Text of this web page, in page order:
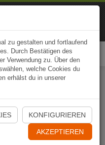
jetzt öffnen
zu gestalten und fortlaufend
Durch Bestätigen des
Verwendung zu. Über den
welche Cookies du
erhälst du in unserer
KONFIGURIEREN
AKZEPTIEREN